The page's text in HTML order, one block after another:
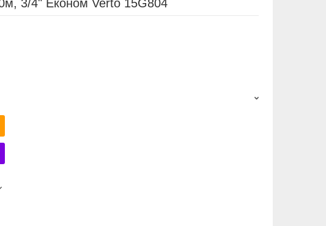
3/4" Економ Verto 15G804